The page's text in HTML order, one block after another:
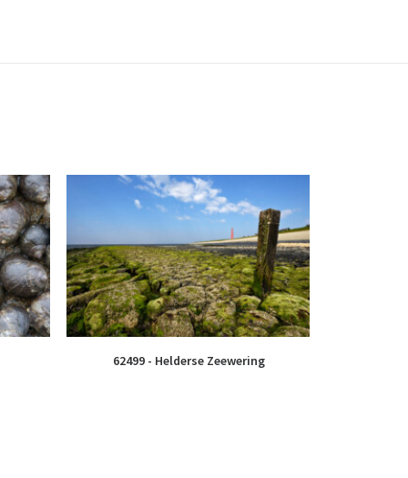
62499 - Helderse Zeewering